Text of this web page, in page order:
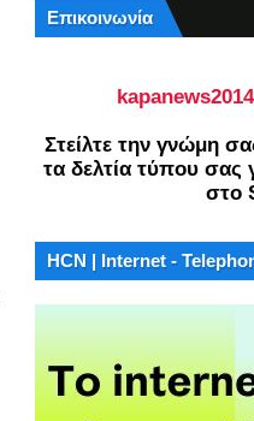
Επικοινωνία
Στείλτε την γνώμη
τα δελτία τύπου σας
στο
HCN | Internet -